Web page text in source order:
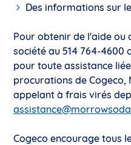
Des informations sur
Pour obtenir de l'aide ou
société au 514 764-4600
pour toute assistance
procurations de Cogeco,
appelant à frais virés
Cogeco encourage tous